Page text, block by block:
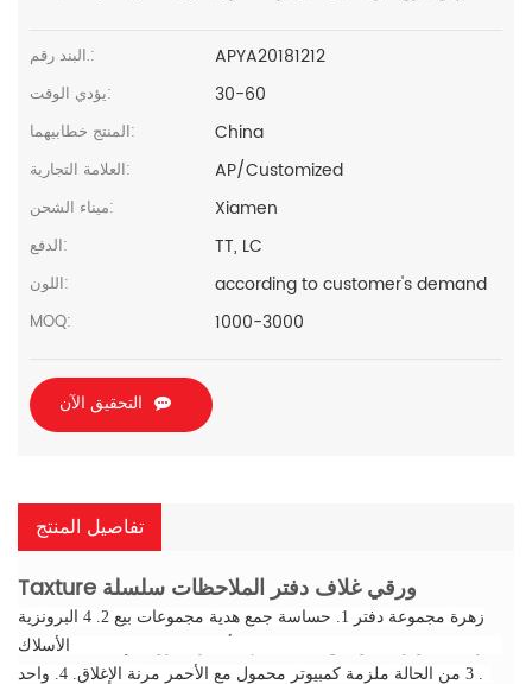
البند رقم.: APYA20181212
يؤدي الوقت: 30-60
المنتج خطابيهما: China
العلامة التجارية: AP/Customized
ميناء الشحن: Xiamen
الدفع: TT, LC
اللون: according to customer's demand
MOQ: 1000-3000
التحقيق الآن
تفاصيل المنتج
Taxture ورقي غلاف دفتر الملاحظات سلسلة
زهرة مجموعة دفتر 1. حساسة جمع هدية مجموعات بيع 2. 4 البرونزية
الأسلاك-o ملزمة كمبيوتر محمول مع احباط ختم &أمبير ؛ مرونة الإغلاق.
3. 3 من الحالة ملزمة كمبيوتر محمول مع الأحمر مرنة الإغلاق. 4. واحد